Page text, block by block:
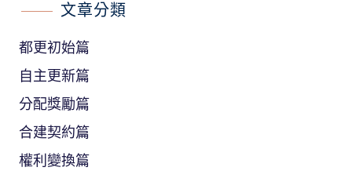
文章分類
都更初始篇
自主更新篇
分配獎勵篇
合建契約篇
權利變換篇